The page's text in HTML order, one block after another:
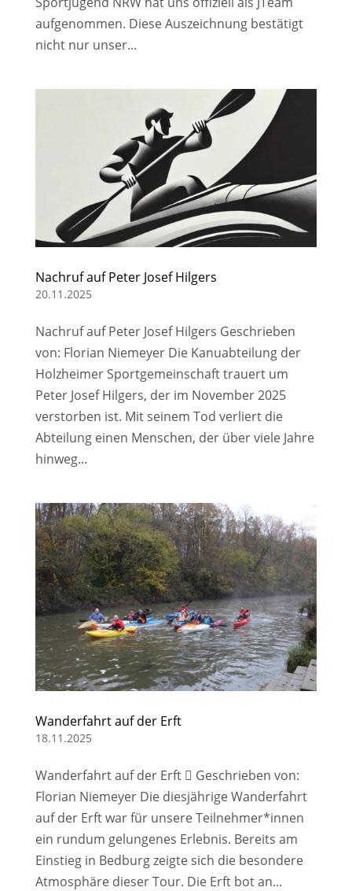
aufgenommen. Diese Auszeichnung bestätigt
nicht nur unser...
Nachruf auf Peter Josef Hilgers
20.11.2025
Nachruf auf Peter Josef Hilgers Geschrieben
von: Florian Niemeyer Die Kanuabteilung der
Holzheimer Sportgemeinschaft trauert um
Peter Josef Hilgers, der im November 2025
verstorben ist. Mit seinem Tod verliert die
Abteilung einen Menschen, der über viele Jahre
hinweg...
Wanderfahrt auf der Erft
18.11.2025
Wanderfahrt auf der Erft  Geschrieben von:
Florian Niemeyer Die diesjährige Wanderfahrt
auf der Erft war für unsere Teilnehmer*innen
ein rundum gelungenes Erlebnis. Bereits am
Einstieg in Bedburg zeigte sich die besondere
Atmosphäre dieser Tour. Die Erft bot an...